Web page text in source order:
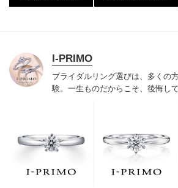
I-PRIMO
ブライダルリング選びは、多くの
験。一生ものだからこそ、後悔し
でお待ちしております。リング選
緒に。まずは、アイプリモへ。